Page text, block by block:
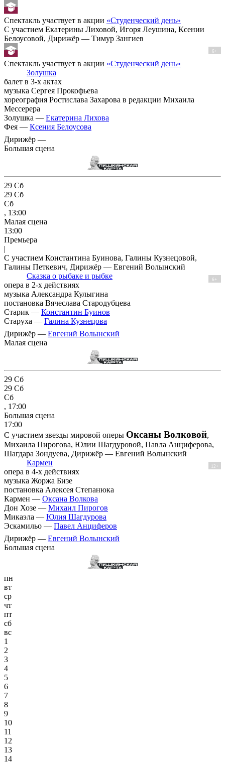
Спектакль участвует в акции «Студенческий день»
С участием Екатерины Лиховой, Игоря Леушина, Ксении
Белоусовой, Дирижёр — Тимур Зангиев
Спектакль участвует в акции «Студенческий день»
Золушка
6+
балет в 3-х актах
музыка Сергея Прокофьева
хореография Ростислава Захарова в редакции Михаила
Мессерера
Золушка — Екатерина Лихова
Фея — Ксения Белоусова
Дирижёр —
Большая сцена
29 Сб
29 Сб
Сб
, 13:00
Малая сцена
13:00
Премьера
|
С участием Константина Буинова, Галины Кузнецовой,
Галины Петкевич, Дирижёр — Евгений Волынский
Сказка о рыбаке и рыбке
6+
опера в 2-х действиях
музыка Александра Кулыгина
постановка Вячеслава Стародубцева
Старик — Константин Буинов
Старуха — Галина Кузнецова
Дирижёр — Евгений Волынский
Малая сцена
29 Сб
29 Сб
Сб
, 17:00
Большая сцена
17:00
С участием звезды мировой оперы Оксаны Волковой,
Михаила Пирогова, Юлии Шагдуровой, Павла Анциферова,
Шагдара Зондуева, Дирижёр — Евгений Волынский
Кармен
12+
опера в 4-х действиях
музыка Жоржа Бизе
постановка Алексея Степанюка
Кармен — Оксана Волкова
Дон Хозе — Михаил Пирогов
Микаэла — Юлия Шагдурова
Эскамильо — Павел Анциферов
Дирижёр — Евгений Волынский
Большая сцена
пн
вт
ср
чт
пт
сб
вс
1
2
3
4
5
6
7
8
9
10
11
12
13
14